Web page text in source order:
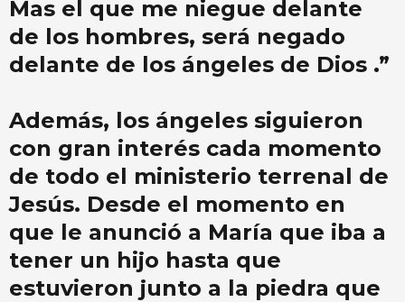
Mas el que me niegue delante
de los hombres, será negado
delante de los ángeles de Dios .”
Además, los ángeles siguieron
con gran interés cada momento
de todo el ministerio terrenal de
Jesús. Desde el momento en
que le anunció a María que iba a
tener un hijo hasta que
estuvieron junto a la piedra que